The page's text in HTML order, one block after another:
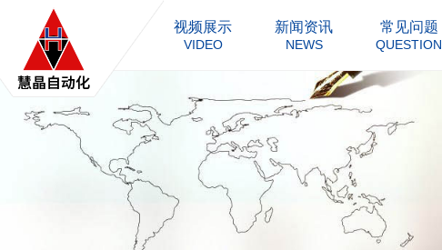
视频展示
VIDEO
新闻资讯
NEWS
常见问题
QUESTION